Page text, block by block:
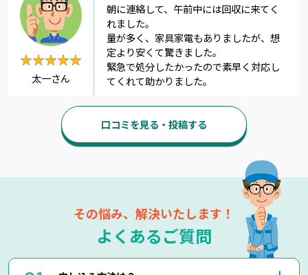
★★★★★
★★★★★
太一さん
朝に連絡して、午前中には回収に来てく
れました。
量が多く、家具家電もありましたが、想
定より安くて驚きました。
緊急で処分したかったので素早く対応し
てくれて助かりました。
口コミを見る・投稿する
その悩み、解決いたします！
よくあるご質問